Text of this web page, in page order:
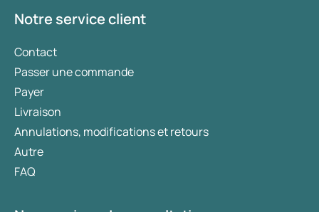
Notre service client
Contact
Passer une commande
Payer
Livraison
Annulations, modifications et retours
Autre
FAQ